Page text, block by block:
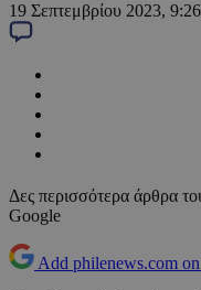
19 Σεπτεμβρίου 2023, 9:26
Δες περισσότερα άρθρα
Google
Add philenews.com